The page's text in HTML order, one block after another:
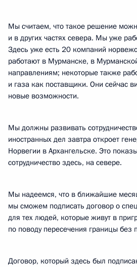
Мы считаем, что такое решение
и в других частях севера. Мы уже
Здесь уже есть 20 компаний
работают в Мурманске, в
направлениям; некоторые также
и газа как поставщики. Они сейчас
новые возможности.
Мы должны развивать
иностранных дел завтра откроет
Норвегии в Архангельске. Это
сотрудничество здесь, на севере.
Мы надеемся, что в ближайшие
мы сможем подписать договор о
для тех людей, которые живут в
по поводу пересечения границы без
Договор, который здесь был